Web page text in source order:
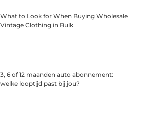
What to Look for When Buying Wholesale
Vintage Clothing in Bulk
3, 6 of 12 maanden auto abonnement:
welke looptijd past bij jou?